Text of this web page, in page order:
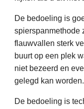
De bedoeling is
spierspanmethode
flauwvallen sterk
buurt op een plek
niet bezeerd en
gelegd kan worden.
De bedoeling is